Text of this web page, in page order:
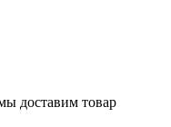
доставим товар